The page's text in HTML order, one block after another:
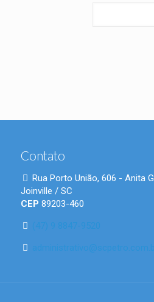
Contato
Rua Porto União, 606 - Anita
Joinville / SC
CEP 89203-460
(47) 9 8847-9520